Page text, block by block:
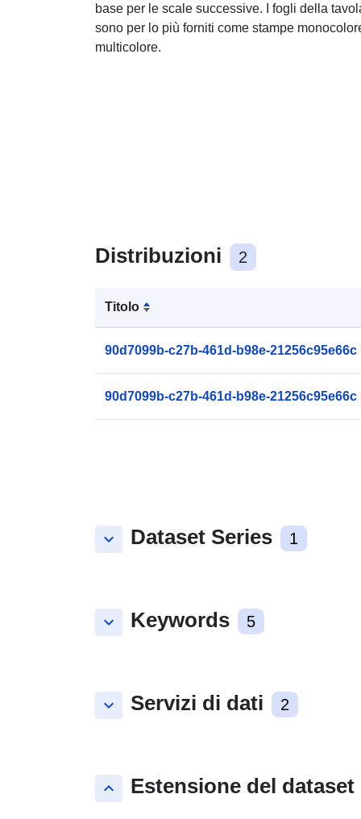
base per le scale successive. I fogli della
sono per lo più forniti come stampe
multicolore.
Distribuzioni 2
Titolo
90d7099b-c27b-461d-b98e-21256c95e66c
90d7099b-c27b-461d-b98e-21256c95e66c
keyboard_arrow_down Dataset Series 1
keyboard_arrow_down Keywords 5
keyboard_arrow_down Servizi di dati 2
keyboard_arrow_up Estensione del dataset